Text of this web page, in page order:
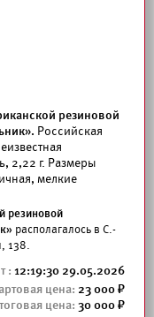
резиновой
Российская
2,22 г. Размеры
мелкие
резиновой
располагалось в С.-
138.
12:19:30 29.05.2026
23 000
30 000